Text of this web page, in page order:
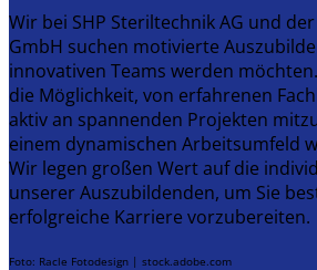
Wir bei SHP Steriltechnik AG und
GmbH suchen motivierte
innovativen Teams werden
die Möglichkeit, von erfahrenen
aktiv an spannenden Projekten
einem dynamischen Arbeitsumfeld
Wir legen großen Wert auf die
unserer Auszubildenden, um Sie
erfolgreiche Karriere vorzubereiten.
Foto: Racle Fotodesign | stock.adobe.com